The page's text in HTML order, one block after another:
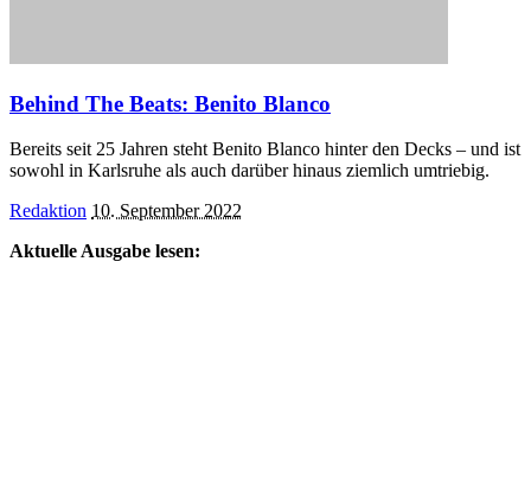
Behind The Beats: Benito Blanco
Bereits seit 25 Jahren steht Benito Blanco hinter den Decks – und ist
sowohl in Karlsruhe als auch darüber hinaus ziemlich umtriebig.
Posted
Redaktion 10. September 2022
Aktuelle Ausgabe lesen: